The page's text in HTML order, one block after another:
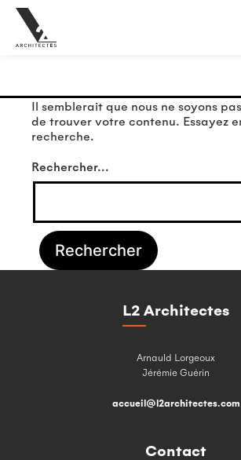
Il semblerait que nous ne soyons
de trouver votre contenu. Essayez
recherche.
Rechercher…
L2 Architectes
Arnauld Lorgeoux
Jérémie Guérin
accueil@l2architectes.com
Contact